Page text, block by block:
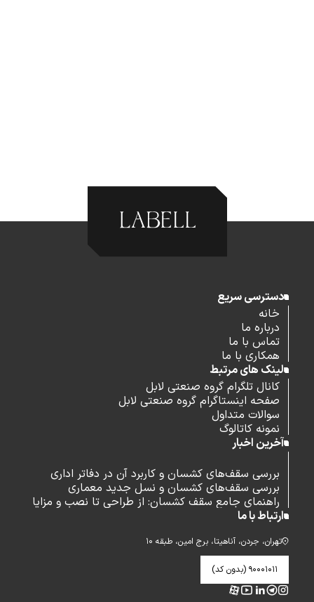
دسترسی سریع
خانه
درباره ما
تماس با ما
همکاری با ما
لینک های مرتبط
کانال تلگرام گروه صنعتی لابل
صفحه اینستاگرام گروه صنعتی لابل
سوالات متداول
نمونه کاتالوگ
آخرین اخبار
بررسی سقف‌های کشسان و کاربرد آن در دفاتر اداری
بررسی سقف‌های کشسان و نسل جدید معماری
راهنمای جامع سقف کشسان: از طراحی تا نصب و مزایا
ارتباط با ما
تهران، جردن، آناهیتا، برج امین، طبقه ۱۰
۹۰۰۰۱۰۱۱ (بدون کد)